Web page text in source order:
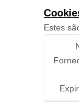
Estes